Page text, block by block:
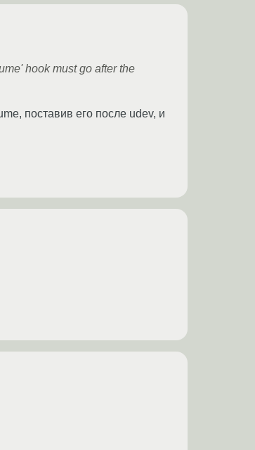
hook must go after the
поставив его после udev, и